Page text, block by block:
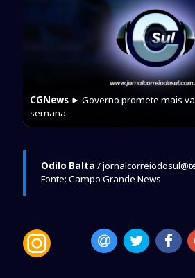
CGNews► Governo promete mais
semana
Odilo Balta /
Fonte: Campo Grande News